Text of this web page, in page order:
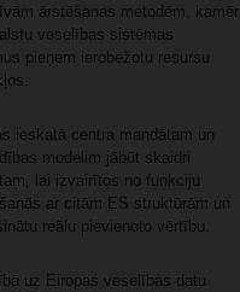
ārstēšanas metodēm, kamēr
veselības sistēmas
pieņem ierobežotu resursu
ieskatā centra mandātam un
modelim jābūt skaidri
lai izvairītos no funkciju
ar citām ES struktūrām un
reālu pievienoto vērtību.
uz Eiropas veselības datu